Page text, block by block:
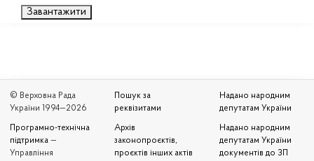
Завантажити
© Верховна Рада
України 1994—2026
Програмно-технічна
підтримка —
Управління
Пошук за
реквізитами
Архів
законопроєктів,
проєктів інших актів
Надано народним
депутатам України
Надано народним
депутатам України
документів до ЗП